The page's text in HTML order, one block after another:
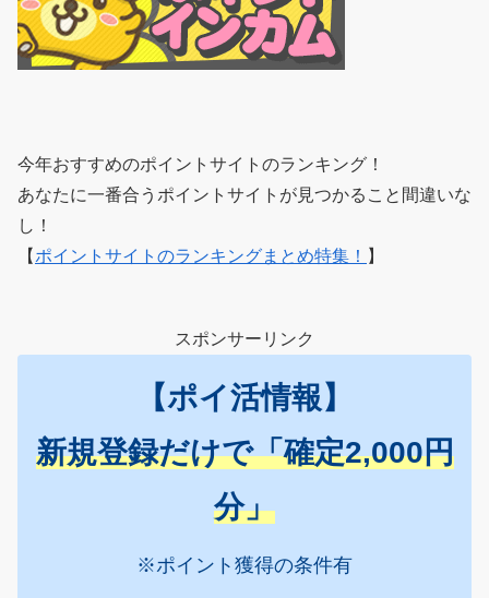
今年おすすめのポイントサイトのランキング！
あなたに一番合うポイントサイトが見つかること間違いな
し！
【 ポイントサイトのランキングまとめ特集！ 】
スポンサーリンク
【ポイ活情報】
新規登録だけで「確定2,000円
分」
※ポイント獲得の条件有